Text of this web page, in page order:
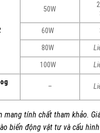
50W
60W
80W
100W
–
mang tính chất tham khảo.
biến động vật tư và cấu